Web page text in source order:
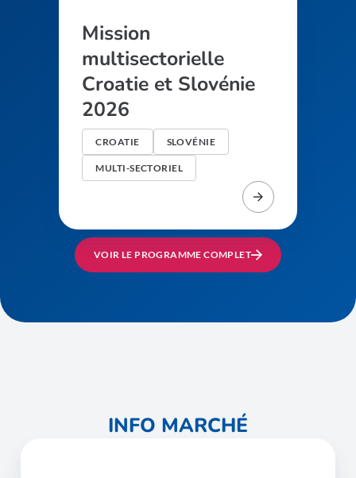
Mission
multisectorielle
Croatie et Slovénie
2026
CROATIE SLOVÉNIE
MULTI-SECTORIEL
VOIR LE PROGRAMME COMPLET
INFO MARCHÉ